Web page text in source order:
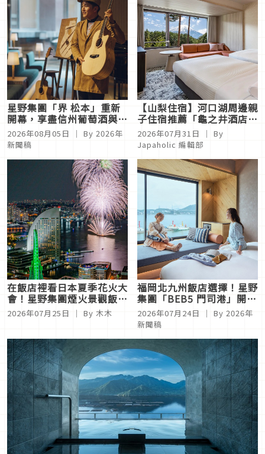
星野集團「界 松本」重新
開幕，享盡信州葡萄酒與音
樂的長野溫泉旅宿
2026年08月05日 ｜ By 2026年
新聞稿
【山梨住宿】河口湖周邊親
子住宿推薦「龜之井酒店
富士」開箱！富士山景客
房、溫泉與三溫暖一次體驗
2026年07月31日
｜ By
Japaholic 編輯部
在飯店裡看日本夏季花火大
會！星野集團煙火景觀飯店
6選，讓你不用人擠人悠閒
欣賞
2026年07月25日 ｜ By 木木
福岡北九州飯店選擇！星野
集團「BEB5 門司港」開
幕，全館海景房飽覽關門海
峽絕景
2026年07月24日 ｜ By 2026年
新聞稿